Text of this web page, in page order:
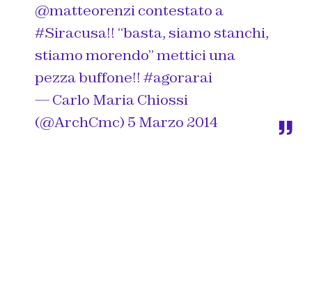
@matteorenzicontestato a
#Siracusa!! “basta, siamo stanchi,
stiamo morendo” mettici una
pezza buffone!! #agorarai
— Carlo Maria Chiossi
(@ArchCmc) 5 Marzo 2014